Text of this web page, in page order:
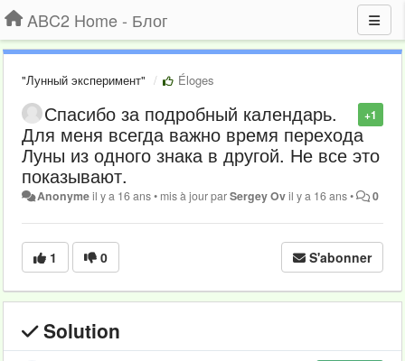
ABC2 Home - Блог
"Лунный эксперимент" Éloges
+1
Спасибо за подробный календарь.
Для меня всегда важно время перехода
Луны из одного знака в другой. Не все это
показывают.
Anonymeil y a 16 ans• mis à jour parSergey Ovil y a 16 ans• 0
1 0 S'abonner
Solution